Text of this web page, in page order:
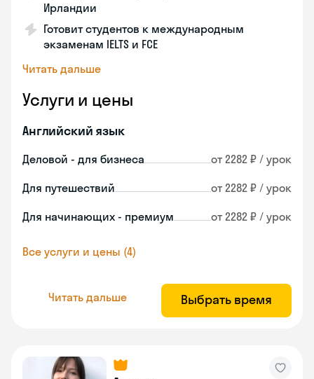
Ирландии
Готовит студентов к международным
экзаменам IELTS и FCE
Читать дальше
Услуги и цены
Английский язык
Деловой - для бизнеса от 2282 ₽ / урок
Для путешествий от 2282 ₽ / урок
Для начинающих - премиум от 2282 ₽ / урок
Все услуги и цены (4)
Читать дальше Выбрать время